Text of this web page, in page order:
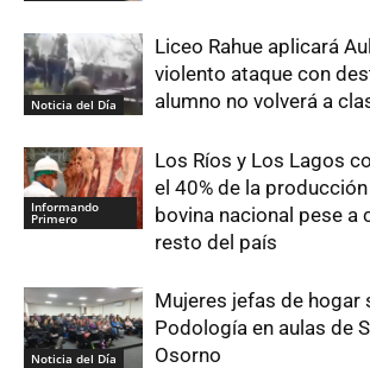
Noticia del Día
Liceo Rahue aplicará
violento ataque con
alumno no volverá a
Informando
Primero
Los Ríos y Los Lagos
el 40% de la
bovina nacional pese a
resto del país
Noticia del Día
Mujeres jefas de hogar
Podología en aulas de
Osorno